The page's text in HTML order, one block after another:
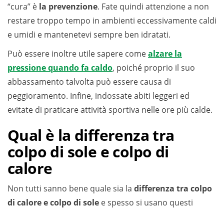
“cura” è la prevenzione. Fate quindi attenzione a non
restare troppo tempo in ambienti eccessivamente caldi
e umidi e mantenetevi sempre ben idratati.
Può essere inoltre utile sapere comealzare la
pressione quando fa caldo, poiché proprio il suo
abbassamento talvolta può essere causa di
peggioramento. Infine, indossate abiti leggeri ed
evitate di praticare attività sportiva nelle ore più calde.
Qual è la differenza tra
colpo di sole e colpo di
calore
Non tutti sanno bene quale sia la differenza tra colpo
di calore e colpo di sole e spesso si usano questi